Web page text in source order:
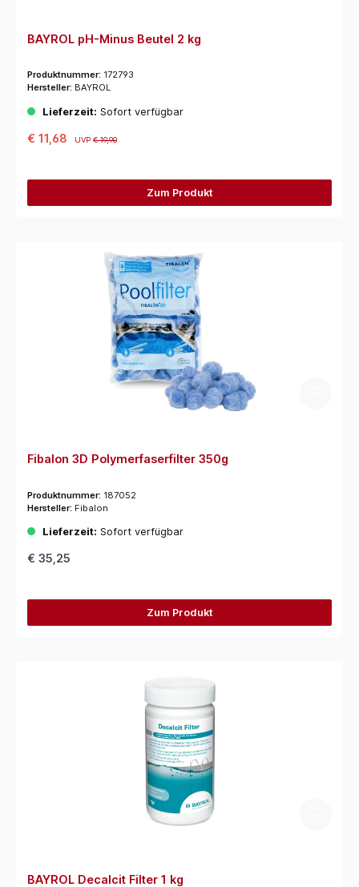
BAYROL pH-Minus Beutel 2 kg
Produktnummer: 172793
Hersteller: BAYROL
Lieferzeit: Sofort verfügbar
€ 11,68 UVP€ 19,90
Zum Produkt
Fibalon 3D Polymerfaserfilter 350g
Produktnummer: 187052
Hersteller: Fibalon
Lieferzeit: Sofort verfügbar
€ 35,25
Zum Produkt
BAYROL Decalcit Filter 1 kg